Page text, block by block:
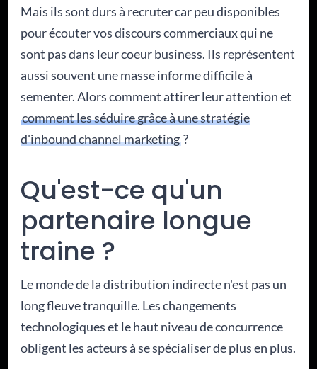
Mais ils sont durs à recruter car peu disponibles
pour écouter vos discours commerciaux qui ne
sont pas dans leur coeur business. Ils représentent
aussi souvent une masse informe difficile à
sementer. Alors comment attirer leur attention et
comment les séduire grâce à une stratégie
d'inbound channel marketing ?
Qu'est-ce qu'un
partenaire longue
traine ?
Le monde de la distribution indirecte n'est pas un
long fleuve tranquille. Les changements
technologiques et le haut niveau de concurrence
obligent les acteurs à se spécialiser de plus en plus.